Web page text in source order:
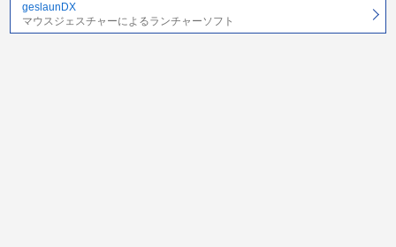
geslaunDX
マウスジェスチャーによるランチャーソフト